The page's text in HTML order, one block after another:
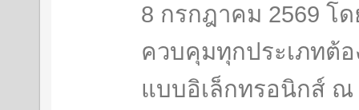
8 กรกฎาคม 2569 โ
ควบคุมทุกประเภทต้
แบบอิเล็กทรอนิกส์ ณ